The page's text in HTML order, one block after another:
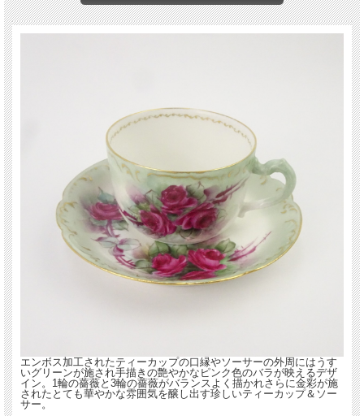
エンボス加工されたティーカップの口縁やソーサーの外周にはうす
いグリーンが施され手描きの艶やかなピンク色のバラが映えるデザ
イン。1輪の薔薇と3輪の薔薇がバランスよく描かれさらに金彩が施
されたとても華やかな雰囲気を醸し出す珍しいティーカップ＆ソー
サー。